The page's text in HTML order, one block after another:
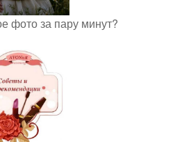
фото за пару минут?